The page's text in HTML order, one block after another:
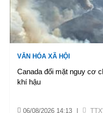
VĂN HÓA XÃ HỘI
Canada đối mặt nguy cơ
khí hậu
06/08/2026 14:13